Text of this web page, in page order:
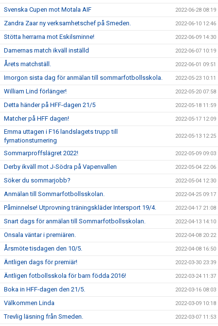
Svenska Cupen mot Motala AIF 2022-06-28 08:19
Zandra Zaar ny verksamhetschef på Smeden. 2022-06-10 12:46
Stötta herrarna mot Eskilsminne! 2022-06-09 14:30
Damernas match ikväll inställd 2022-06-07 10:19
Årets matchställ. 2022-06-01 09:51
Imorgon sista dag för anmälan till sommarfotbollsskola. 2022-05-23 10:11
William Lind förlänger! 2022-05-20 07:58
Detta händer på HFF-dagen 21/5 2022-05-18 11:59
Matcher på HFF dagen! 2022-05-17 12:09
Emma uttagen i F16 landslagets trupp till
fyrnationsturnering
2022-05-13 12:25
Sommarproffslägret 2022! 2022-05-09 09:03
Derby ikväll mot J-Södra på Vapenvallen 2022-05-04 22:06
Söker du sommarjobb? 2022-05-04 12:30
Anmälan till Sommarfotbollsskolan. 2022-04-25 09:17
Påminnelse! Utprovning träningskläder Intersport 19/4. 2022-04-17 21:08
Snart dags för anmälan till Sommarfotbollsskolan. 2022-04-13 14:10
Onsala väntar i premiären. 2022-04-08 20:22
Årsmöte tisdagen den 10/5. 2022-04-08 16:50
Äntligen dags för premiär! 2022-03-30 23:39
Äntligen fotbollsskola för barn födda 2016! 2022-03-24 11:37
Boka in HFF-dagen den 21/5. 2022-03-16 08:03
Välkommen Linda 2022-03-09 10:18
Trevlig läsning från Smeden. 2022-03-07 11:53